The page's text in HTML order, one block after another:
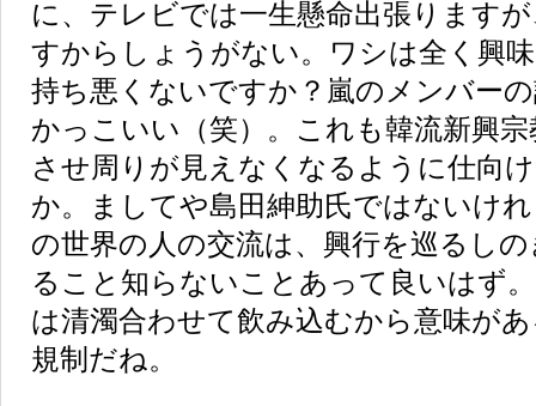
に、テレビでは一生懸命出張ります
すからしょうがない。ワシは全く興
持ち悪くないですか？嵐のメンバー
かっこいい（笑）。これも韓流新興
させ周りが見えなくなるように仕向
か。ましてや島田紳助氏ではないけ
の世界の人の交流は、興行を巡るし
ること知らないことあって良いはず
は清濁合わせて飲み込むから意味が
規制だね。